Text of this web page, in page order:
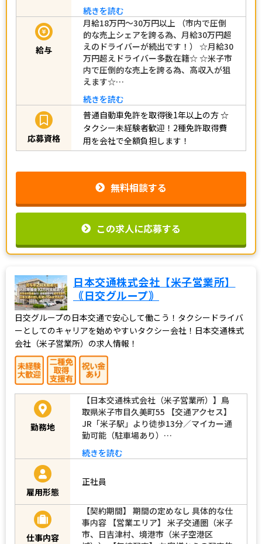
続きを読む
給与
月給18万円～30万円以上 （市内で圧倒
的な売上シェアを誇る為、月給30万円超
えのドライバーが続出です！） ☆月給30
万円超えドライバー多数在籍☆ ☆米子市
内で圧倒的な売上を誇る為、高収入が狙
えます☆…
続きを読む
応募資格
普通自動車免許を取得後1年以上の方☆
タクシー未経験者歓迎！2種免許取得費
用を会社で全額負担します！
無料相談する
この求人に応募する
日本交通株式会社【米子営業所】
｟日交グループ｠
日交グループの日本交通で安心して働こう！タクシードライバ
ーとしてのキャリアを始めやすいタクシー会社！日本交通株式
会社（米子営業所）の求人情報！
勤務地
【日本交通株式会社（米子営業所）】鳥
取県米子市目久美町55 【交通アクセス】
JR「米子駅」より徒歩13分／マイカー通
勤可能（駐車場あり）…
続きを読む
雇用形態
正社員
仕事内容
【契約期間】 期間の定めなし 具体的な仕
事内容 【営業エリア】 米子交通圏（米子
市、日吉津村、境港市（米子空港区